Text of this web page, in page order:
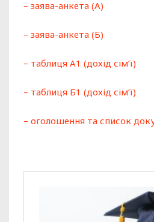
– заява-анкета (А)
– заява-анкета (Б)
– таблиця А1 (дохід сім’ї)
– таблиця Б1 (дохід сім’ї)
– оголошення та список